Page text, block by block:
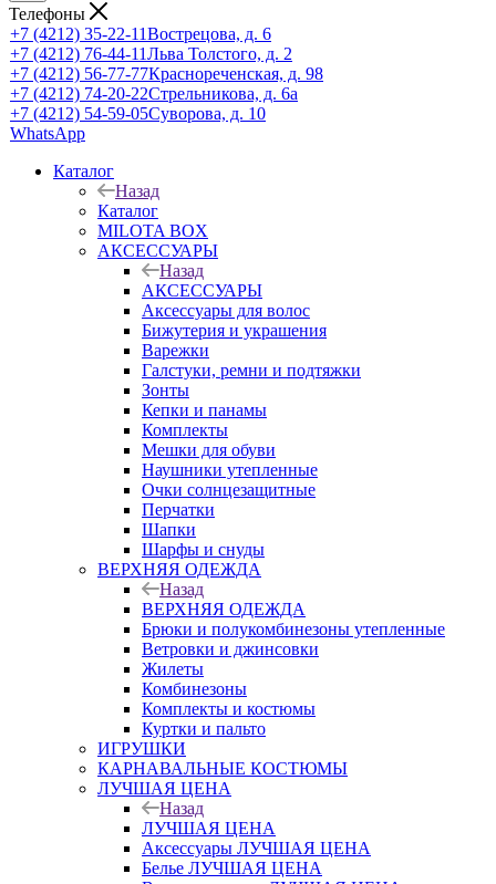
Телефоны
+7 (4212) 35-22-11Вострецова, д. 6
+7 (4212) 76-44-11Льва Толстого, д. 2
+7 (4212) 56-77-77Краснореченская, д. 98
+7 (4212) 74-20-22Стрельникова, д. 6а
+7 (4212) 54-59-05Суворова, д. 10
WhatsApp
Каталог
Назад
Каталог
MILOTA BOX
АКСЕССУАРЫ
Назад
АКСЕССУАРЫ
Аксессуары для волос
Бижутерия и украшения
Варежки
Галстуки, ремни и подтяжки
Зонты
Кепки и панамы
Комплекты
Мешки для обуви
Наушники утепленные
Очки солнцезащитные
Перчатки
Шапки
Шарфы и снуды
ВЕРХНЯЯ ОДЕЖДА
Назад
ВЕРХНЯЯ ОДЕЖДА
Брюки и полукомбинезоны утепленные
Ветровки и джинсовки
Жилеты
Комбинезоны
Комплекты и костюмы
Куртки и пальто
ИГРУШКИ
КАРНАВАЛЬНЫЕ КОСТЮМЫ
ЛУЧШАЯ ЦЕНА
Назад
ЛУЧШАЯ ЦЕНА
Аксессуары ЛУЧШАЯ ЦЕНА
Белье ЛУЧШАЯ ЦЕНА